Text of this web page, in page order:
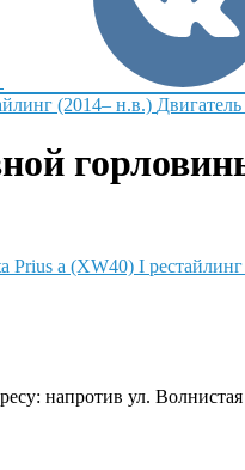
(2014– н.в.) Двигатель
напротив ул.